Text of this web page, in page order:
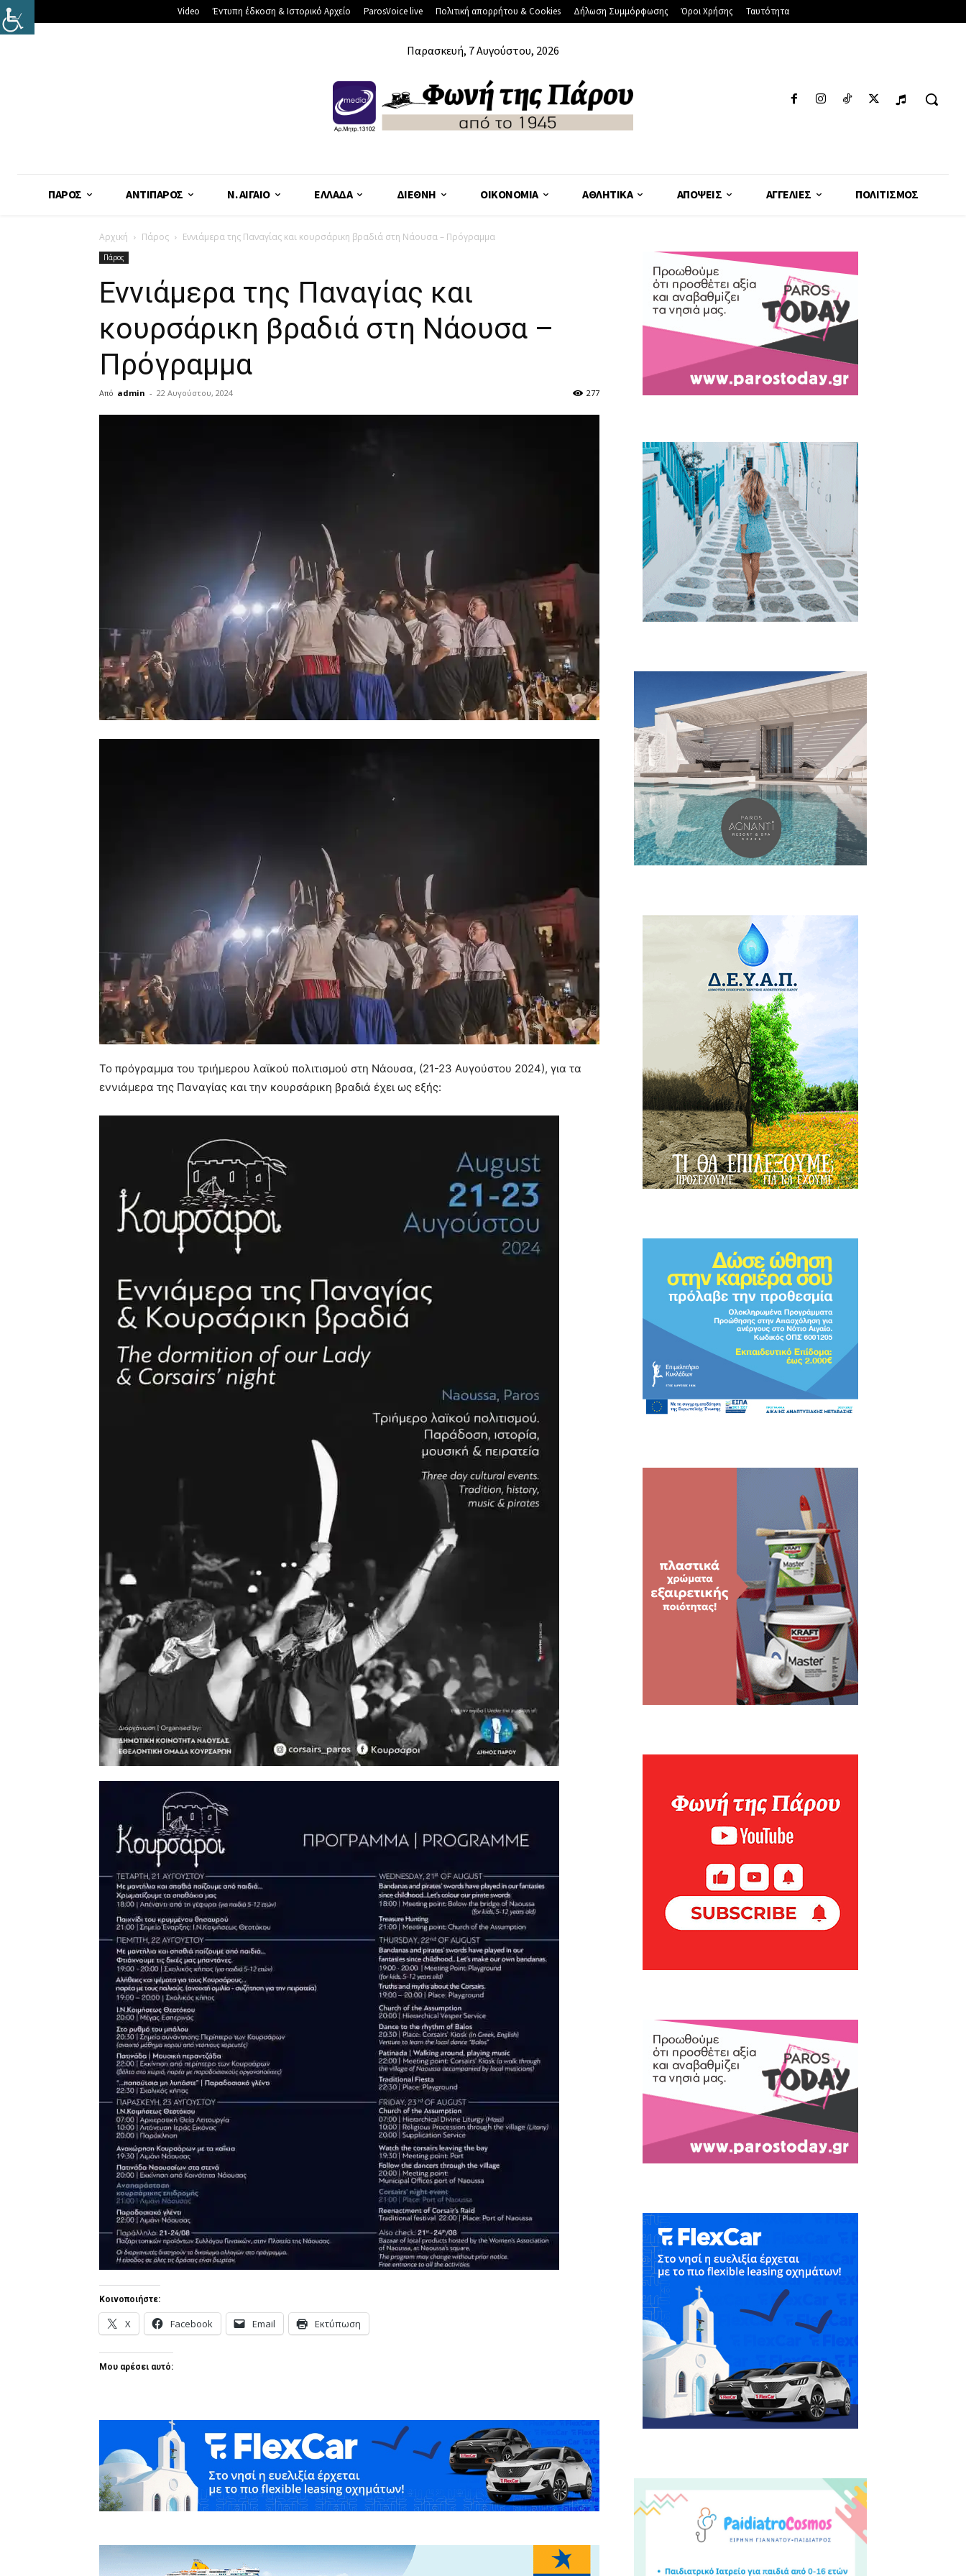
Video Έντυπη έδκοση & Ιστορικό Αρχείο ParosVoice live Πολιτική απορρήτου & Cookies Δήλωση Συμμόρφωσης Όροι Χρήσης Ταυτότητα
Παρασκευή, 7 Αυγούστου, 2026
ΠΆΡΟΣ ΑΝΤΊΠΑΡΟΣ Ν. ΑΙΓΑΊΟ ΕΛΛΆΔΑ ΔΙΕΘΝΉ ΟΙΚΟΝΟΜΊΑ ΑΘΛΗΤΙΚΆ ΑΠΌΨΕΙΣ ΑΓΓΕΛΊΕΣ ΠΟΛΙΤΙΣΜΌΣ
Αρχική Πάρος Εννιάμερα της Παναγίας και κουρσάρικη βραδιά στη Νάουσα – Πρόγραμμα
Πάρος
Εννιάμερα της Παναγίας και
κουρσάρικη βραδιά στη Νάουσα –
Πρόγραμμα
Από admin - 22 Αυγούστου, 2024 277
Το πρόγραμμα του τριήμερου λαϊκού πολιτισμού στη Νάουσα, (21-23 Αυγούστου 2024), για τα
εννιάμερα της Παναγίας και την κουρσάρικη βραδιά έχει ως εξής:
Κοινοποιήστε:
X Facebook Email Εκτύπωση
Μου αρέσει αυτό: